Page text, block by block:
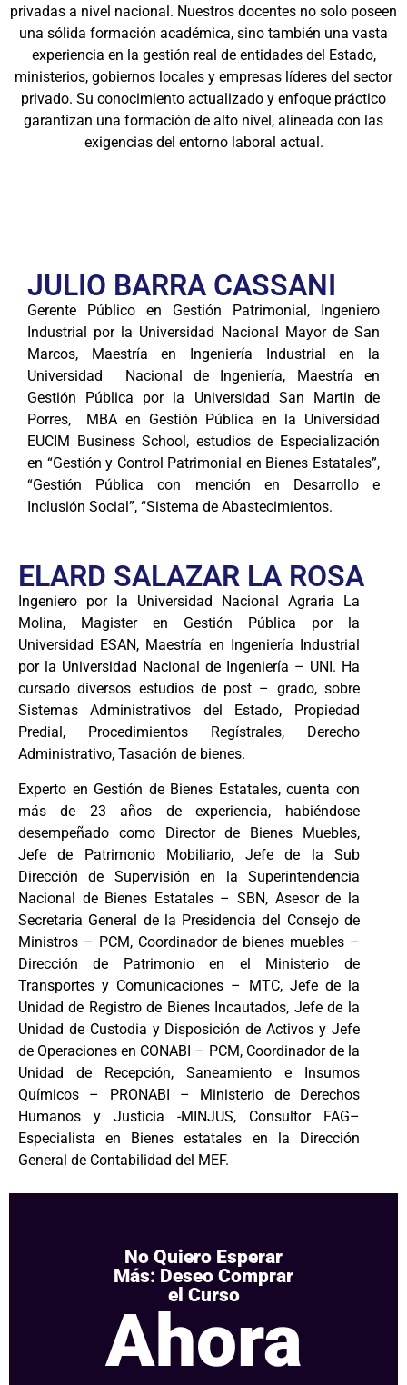
privadas a nivel nacional. Nuestros docentes no solo poseen
una sólida formación académica, sino también una vasta
experiencia en la gestión real de entidades del Estado,
ministerios, gobiernos locales y empresas líderes del sector
privado. Su conocimiento actualizado y enfoque práctico
garantizan una formación de alto nivel, alineada con las
exigencias del entorno laboral actual.
JULIO BARRA CASSANI
Gerente Público en Gestión Patrimonial, Ingeniero
Industrial por la Universidad Nacional Mayor de San
Marcos, Maestría en Ingeniería Industrial en la
Universidad Nacional de Ingeniería, Maestría en
Gestión Pública por la Universidad San Martin de
Porres, MBA en Gestión Pública en la Universidad
EUCIM Business School, estudios de Especialización
en “Gestión y Control Patrimonial en Bienes Estatales”,
“Gestión Pública con mención en Desarrollo e
Inclusión Social”, “Sistema de Abastecimientos.
ELARD SALAZAR LA ROSA
Ingeniero por la Universidad Nacional Agraria La
Molina, Magister en Gestión Pública por la
Universidad ESAN, Maestría en Ingeniería Industrial
por la Universidad Nacional de Ingeniería – UNI. Ha
cursado diversos estudios de post – grado, sobre
Sistemas Administrativos del Estado, Propiedad
Predial, Procedimientos Regístrales, Derecho
Administrativo, Tasación de bienes.
Experto en Gestión de Bienes Estatales, cuenta con
más de 23 años de experiencia, habiéndose
desempeñado como Director de Bienes Muebles,
Jefe de Patrimonio Mobiliario, Jefe de la Sub
Dirección de Supervisión en la Superintendencia
Nacional de Bienes Estatales – SBN, Asesor de la
Secretaria General de la Presidencia del Consejo de
Ministros – PCM, Coordinador de bienes muebles –
Dirección de Patrimonio en el Ministerio de
Transportes y Comunicaciones – MTC, Jefe de la
Unidad de Registro de Bienes Incautados, Jefe de la
Unidad de Custodia y Disposición de Activos y Jefe
de Operaciones en CONABI – PCM, Coordinador de la
Unidad de Recepción, Saneamiento e Insumos
Químicos – PRONABI – Ministerio de Derechos
Humanos y Justicia -MINJUS, Consultor FAG–
Especialista en Bienes estatales en la Dirección
General de Contabilidad del MEF.
No Quiero Esperar
Más: Deseo Comprar
el Curso
Ahora